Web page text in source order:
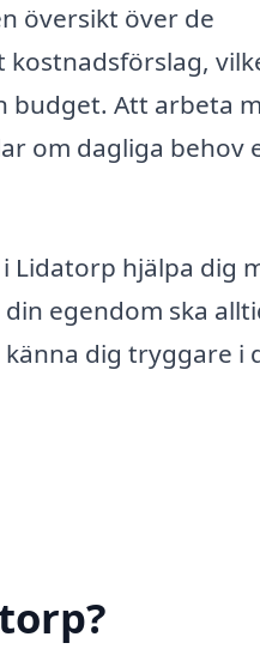
översikt över de
kostnadsförslag,
budget. Att arbeta
om dagliga behov
Lidatorp hjälpa dig
egendom ska
dig tryggare i